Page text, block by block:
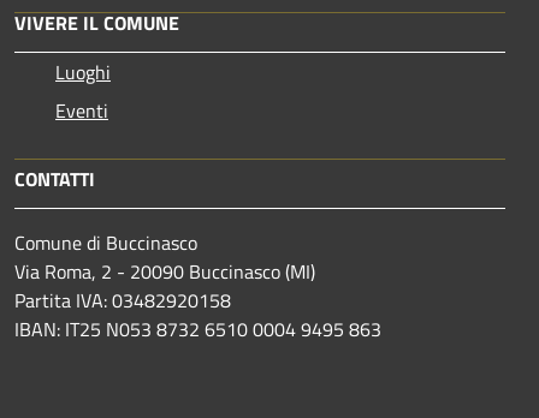
VIVERE IL COMUNE
Luoghi
Eventi
CONTATTI
Comune di Buccinasco
Via Roma, 2 - 20090 Buccinasco (MI)
Partita IVA: 03482920158
IBAN: IT25 N053 8732 6510 0004 9495 863